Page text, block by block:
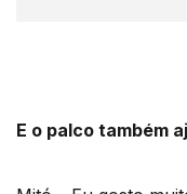
E o palco também